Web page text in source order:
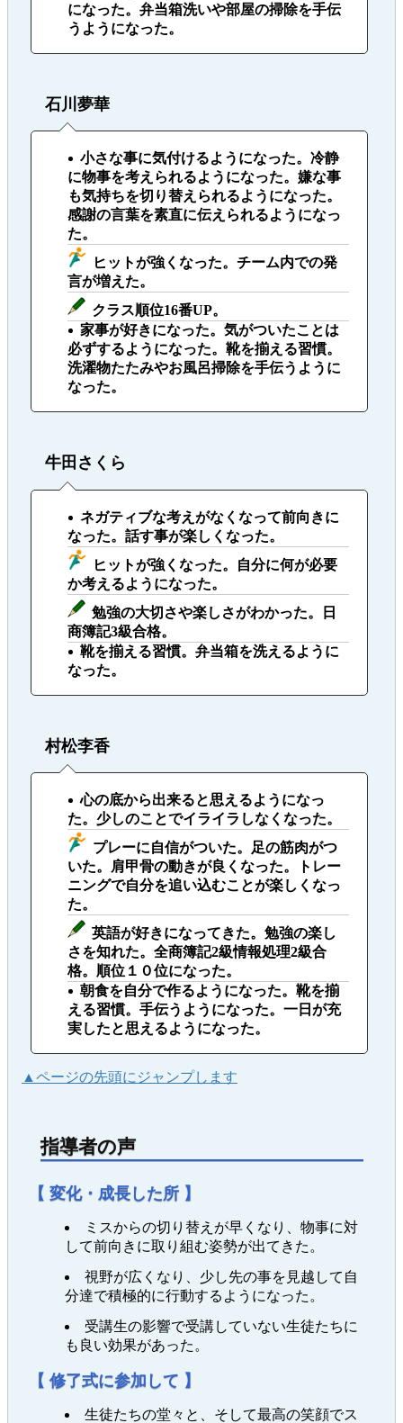
になった。弁当箱洗いや部屋の掃除を手伝
うようになった。
石川夢華
小さな事に気付けるようになった。冷静
に物事を考えられるようになった。嫌な事
も気持ちを切り替えられるようになった。
感謝の言葉を素直に伝えられるようになっ
た。
ヒットが強くなった。チーム内での発
言が増えた。
クラス順位16番UP。
家事が好きになった。気がついたことは
必ずするようになった。靴を揃える習慣。
洗濯物たたみやお風呂掃除を手伝うように
なった。
牛田さくら
ネガティブな考えがなくなって前向きに
なった。話す事が楽しくなった。
ヒットが強くなった。自分に何が必要
か考えるようになった。
勉強の大切さや楽しさがわかった。日
商簿記3級合格。
靴を揃える習慣。弁当箱を洗えるように
なった。
村松李香
心の底から出来ると思えるようになっ
た。少しのことでイライラしなくなった。
プレーに自信がついた。足の筋肉がつ
いた。肩甲骨の動きが良くなった。トレー
ニングで自分を追い込むことが楽しくなっ
た。
英語が好きになってきた。勉強の楽し
さを知れた。全商簿記2級情報処理2級合
格。順位１０位になった。
朝食を自分で作るようになった。靴を揃
える習慣。手伝うようになった。一日が充
実したと思えるようになった。
▲ページの先頭にジャンプします
指導者の声
【 変化・成長した所 】
ミスからの切り替えが早くなり、物事に対
して前向きに取り組む姿勢が出てきた。
視野が広くなり、少し先の事を見越して自
分達で積極的に行動するようになった。
受講生の影響で受講していない生徒たちに
も良い効果があった。
【 修了式に参加して 】
生徒たちの堂々と、そして最高の笑顔でス